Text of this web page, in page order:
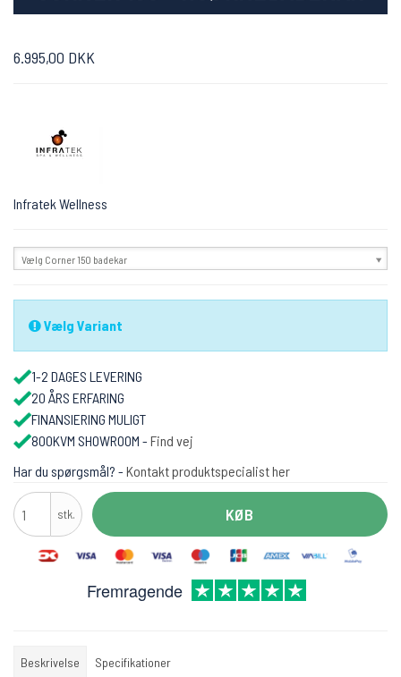
6.995,00 DKK
Infratek Wellness
Vælg Corner 150 badekar
Vælg Variant
1-2 DAGES LEVERING
20 ÅRS ERFARING
FINANSIERING MULIGT
800KVM SHOWROOM - Find vej
Har du spørgsmål? - Kontakt produktspecialist her
stk. KØB
Fremragende
Beskrivelse Specifikationer